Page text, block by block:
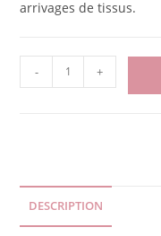
arrivages de tissus.
- +
DESCRIPTION